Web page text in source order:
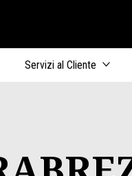
Servizi al Cliente